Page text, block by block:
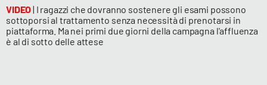
Eventi
Food
VIDEO| I ragazzi che dovranno sostenere gli esami possono
sottoporsi al trattamento senza necessità di prenotarsi in
piattaforma. Ma nei primi due giorni della campagna l'affluenza
è al di sotto delle attese